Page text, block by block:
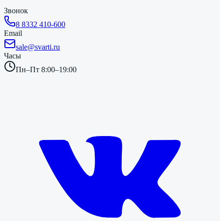
Звонок
8 8332 410-600
Email
sale@svarti.ru
Часы
Пн–Пт 8:00–19:00